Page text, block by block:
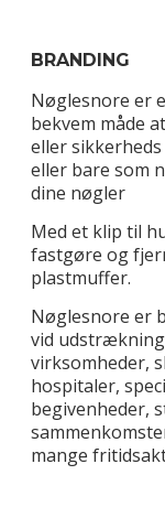
BRANDING
Nøglesnore er
bekvem måde
eller
eller bare som
dine nøgler
Med et klip til
fastgøre og
plastmuffer.
Nøglesnore er
vid
virksomheder,
hospitaler,
begivenheder,
mange